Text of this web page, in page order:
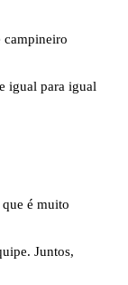
campineiro
igual para igual
é muito
Juntos,